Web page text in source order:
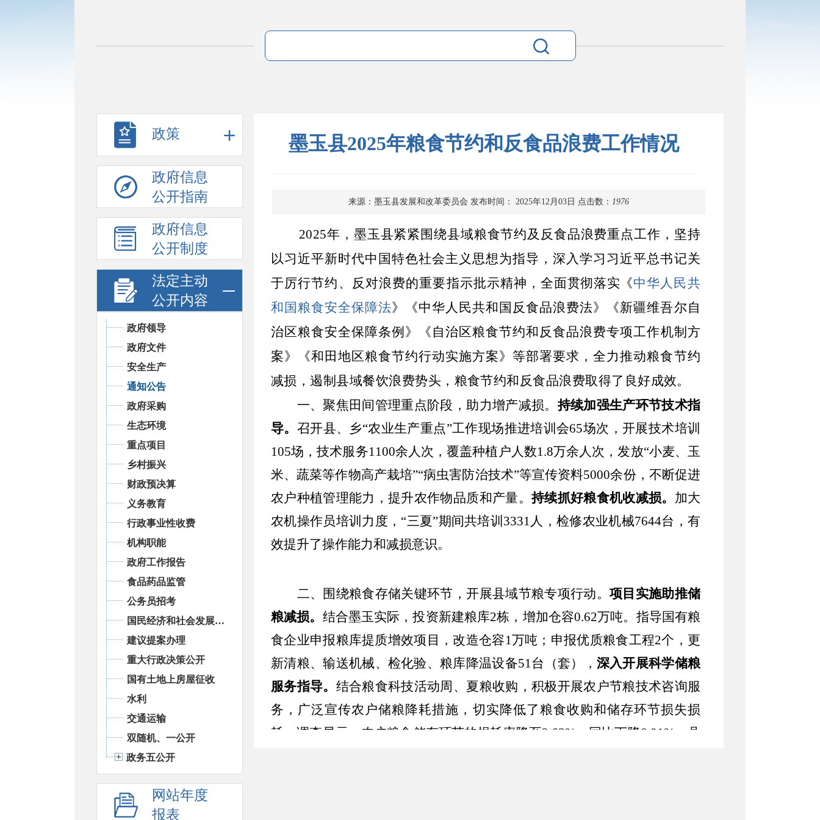
政策
政府信息
公开指南
政府信息
公开制度
法定主动
公开内容
政府领导
政府文件
安全生产
通知公告
政府采购
生态环境
重点项目
乡村振兴
财政预决算
义务教育
行政事业性收费
机构职能
政府工作报告
食品药品监管
公务员招考
国民经济和社会发展统计信息
建议提案办理
重大行政决策公开
国有土地上房屋征收
水利
交通运输
双随机、一公开
政务五公开
网站年度
报表
墨玉县2025年粮食节约和反食品浪费工作情况
来源：墨玉县发展和改革委员会 发布时间： 2025年12月03日 点击数： 1976
2025年， 墨玉县紧紧围绕县域粮食节约及反食品浪费重点工作，坚持
以习近平新时代中国特色社会主义思想为指导，深入学习 习近平总书记关
于厉行节约、反对浪费的重要指示批示精神，全面贯彻落实《中华人民共
和国粮食安全保障法》
《中华人民共和国反食品浪费法》《新疆维吾尔自
治区粮食安全保障条例》
《自治区粮食节约和反食品浪费专项工作机制方
案》《和田地区粮食节约行动实施方案》等部署要求，全力推动粮食节约
减损，遏制县域餐饮浪费势头，粮食节约和反食品浪费取得了良好成效。
一、 聚焦田间管理重点阶段，助力增产减损。持续加强生产环节技术指
导。 召开县、乡“农业生产重点”工作现场推进培训会65场次，开展技术培训
105场，技术服务1100余人次，覆盖种植户人数1.8万余人次，发放“小麦、玉
米、蔬菜等作物高产栽培”“病虫害防治技术”等宣传资料5000余份，不断促进
农 户种植管理能力 ，提升农作物品质和产量。持续抓好粮食机收减损。 加大
农机操作员培训力度， “三夏”期间共培训3331人 ，检修农业机械7644台 ，有
效提升了操作能力和减损意识。
二、 围绕粮食存储关键环节，开展县域节粮专项行动。 项目 实施助推储
粮减损。 结合墨玉实际，投资新建粮库2栋，增加仓容0.62万吨。 指导国有粮
食企业申报粮库提质增效项目 ， 改造仓容1万吨；申报优质粮食工程2个， 更
新清粮、输送机械、检化验、粮库降温设备51 台（套） ， 深入开展科学储粮
服务指导。 结合粮食科技活动周、 夏粮收购， 积极开展农户节粮技术咨询服
务， 广泛宣传农户储粮降耗措施， 切实降低了粮食收购和储存环节损失损
耗。调查显示， 农户粮食储存环节的损耗率降至2.63%， 同比下降 0.01%。
县